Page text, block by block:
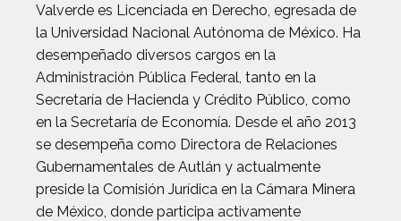
Valverde es Licenciada en Derecho, egresada de
la Universidad Nacional Autónoma de México. Ha
desempeñado diversos cargos en la
Administración Pública Federal, tanto en la
Secretaría de Hacienda y Crédito Público, como
en la Secretaría de Economía. Desde el año 2013
se desempeña como Directora de Relaciones
Gubernamentales de Autlán y actualmente
preside la Comisión Jurídica en la Cámara Minera
de México, donde participa activamente